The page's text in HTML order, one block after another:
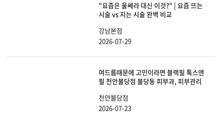
"요즘은 울쎄라 대신 이것?" | 요즘 뜨는
시술 vs 지는 시술 완벽 비교
강남본점
2026-07-29
여드름때문에 고민이라면 블랙필 톡스앤
필 천안불당점 불당동 피부과, 피부관리
천안불당점
2026-07-23